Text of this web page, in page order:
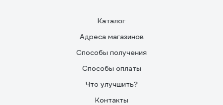
Каталог
Адреса магазинов
Способы получения
Способы оплаты
Что улучшить?
Контакты